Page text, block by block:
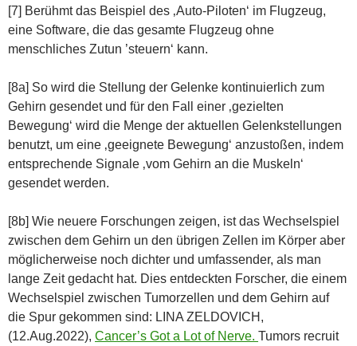
[7] Berühmt das Beispiel des ‚Auto-Piloten‘ im Flugzeug,
eine Software, die das gesamte Flugzeug ohne
menschliches Zutun ’steuern‘ kann.
[8a] So wird die Stellung der Gelenke kontinuierlich zum
Gehirn gesendet und für den Fall einer ‚gezielten
Bewegung‘ wird die Menge der aktuellen Gelenkstellungen
benutzt, um eine ‚geeignete Bewegung‘ anzustoßen, indem
entsprechende Signale ‚vom Gehirn an die Muskeln‘
gesendet werden.
[8b] Wie neuere Forschungen zeigen, ist das Wechselspiel
zwischen dem Gehirn un den übrigen Zellen im Körper aber
möglicherweise noch dichter und umfassender, als man
lange Zeit gedacht hat. Dies entdeckten Forscher, die einem
Wechselspiel zwischen Tumorzellen und dem Gehirn auf
die Spur gekommen sind: LINA ZELDOVICH,
(12.Aug.2022), Cancer’s Got a Lot of Nerve. Tumors recruit